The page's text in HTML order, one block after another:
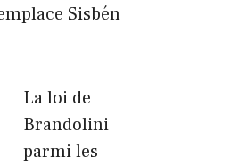
Sisbén
La loi de
Brandolini
parmi les